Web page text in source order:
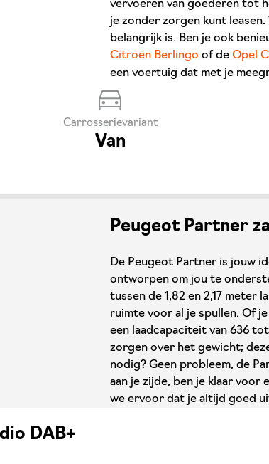
vervoeren van goederen tot
je zonder zorgen kunt
belangrijk is. Ben je ook
Citroën Berlingo of de Opel
een voertuig dat met je
Carrosserievariant
Van
Peugeot Partner
De Peugeot Partner is jouw
ontworpen om jou te
tussen de 1,82 en 2,17 meter
ruimte voor al je spullen. Of
een laadcapaciteit van 636
zorgen over het gewicht;
nodig? Geen probleem, de
aan je zijde, ben je klaar voor
we ervoor dat je altijd goed
DAB+